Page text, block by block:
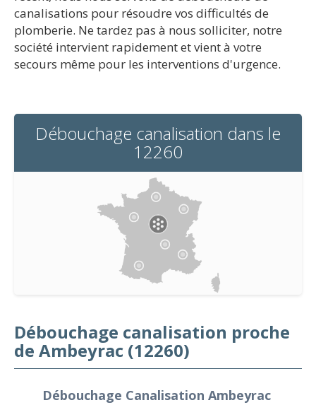
canalisations pour résoudre vos difficultés de
plomberie. Ne tardez pas à nous solliciter, notre
société intervient rapidement et vient à votre
secours même pour les interventions d'urgence.
Débouchage canalisation dans le
12260
Débouchage canalisation proche
de Ambeyrac (12260)
Débouchage Canalisation Ambeyrac